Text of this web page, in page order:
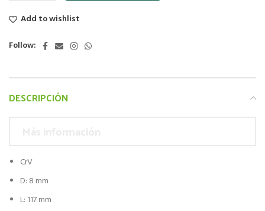
Add to wishlist
Follow:
DESCRIPCIÓN
CrV
D: 8 mm
L: 117 mm